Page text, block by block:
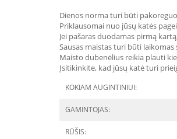
Dienos norma turi būti
Priklausomai nuo jūsų katės
Jei pašaras duodamas pirmą
Sausas maistas turi būti
Maisto dubenėlius reikia plauti
Įsitikinkite, kad jūsų katė turi
KOKIAM AUGINTINIUI:
GAMINTOJAS:
RŪŠIS: